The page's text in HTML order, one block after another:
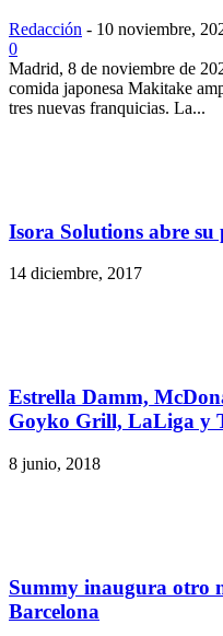
Redacción - 10 noviembre,
0
Madrid, 8 de noviembre de
comida japonesa Makitake
tres nuevas franquicias. La...
Isora Solutions abre
14 diciembre, 2017
Estrella Damm,
Goyko Grill, LaLiga y
8 junio, 2018
Summy inaugura otro
Barcelona